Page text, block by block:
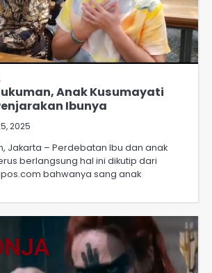
Anak Kusumayati
Ibunya
2025
Jakarta – Perdebatan Ibu dan anak
berlangsung hal ini dikutip dari
bahwanya sang anak